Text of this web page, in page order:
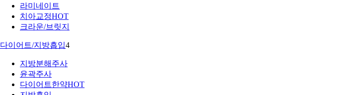
라미네이트
치아교정HOT
크라운/브릿지
다이어트/지방흡입4
지방분해주사
윤곽주사
다이어트한약HOT